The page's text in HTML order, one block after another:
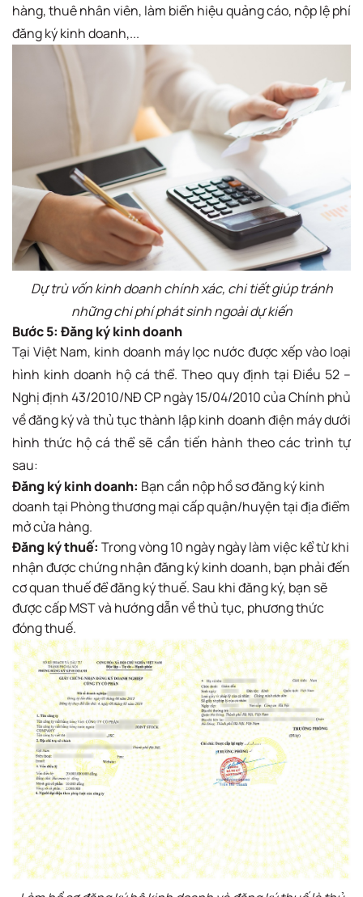
hàng, thuê nhân viên, làm biển hiệu quảng cáo, nộp lệ phí
đăng ký kinh doanh,...
Dự trù vốn kinh doanh chính xác, chi tiết giúp tránh
những chi phí phát sinh ngoài dự kiến
Bước 5: Đăng ký kinh doanh
Tại Việt Nam, kinh doanh máy lọc nước được xếp vào loại
hình kinh doanh hộ cá thể. Theo quy định tại Điều 52 –
Nghị định 43/2010/NĐ CP ngày 15/04/2010 của Chính phủ
về đăng ký và thủ tục thành lập kinh doanh điện máy dưới
hình thức hộ cá thể sẽ cần tiến hành theo các trình tự
sau:
Đăng ký kinh doanh: Bạn cần nộp hồ sơ đăng ký kinh
doanh tại Phòng thương mại cấp quận/huyện tại địa điểm
mở cửa hàng.
Đăng ký thuế: Trong vòng 10 ngày ngày làm việc kể từ khi
nhận được chứng nhận đăng ký kinh doanh, bạn phải đến
cơ quan thuế để đăng ký thuế. Sau khi đăng ký, bạn sẽ
được cấp MST và hướng dẫn về thủ tục, phương thức
đóng thuế.